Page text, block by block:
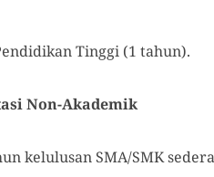
Tinggi (1 tahun).
Non-Akademik
kelulusan SMA/SMK